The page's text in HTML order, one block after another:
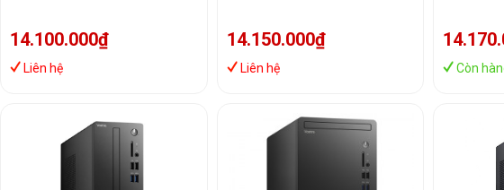
14.100.000₫
Liên hệ
14.150.000₫
Liên hệ Còn